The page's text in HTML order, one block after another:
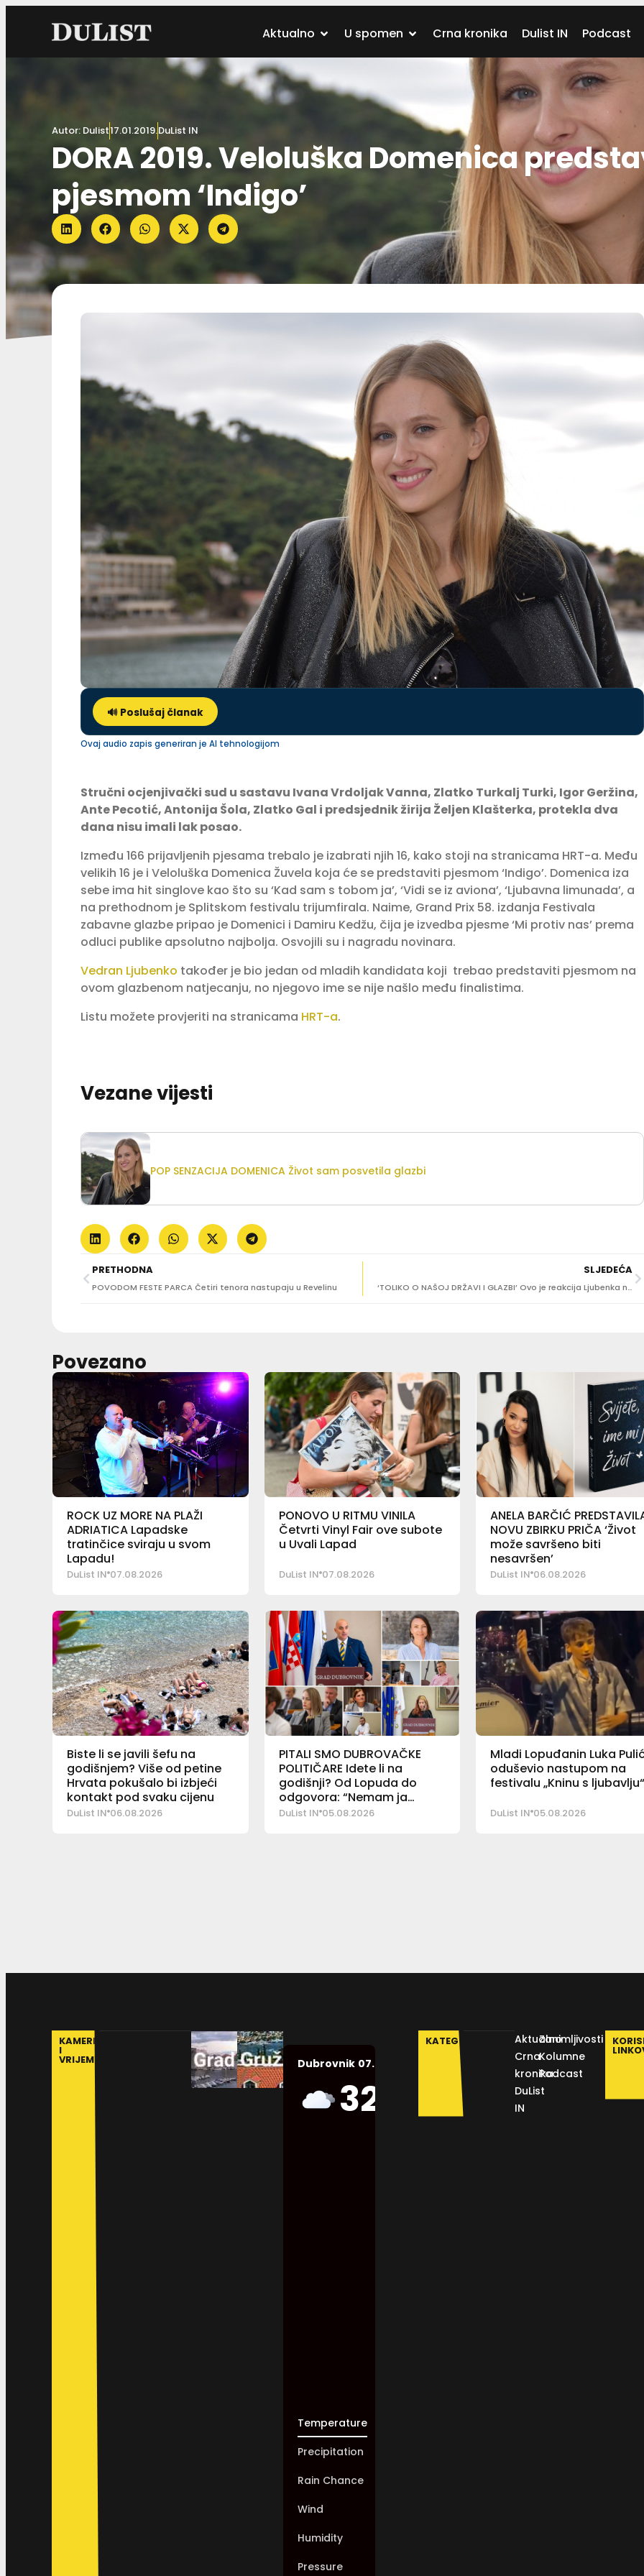
Aktualno U spomen Crna kronika Dulist IN Podcast
Autor: Dulist17.01.2019.DuList IN
DORA 2019. Veloluška Domenica
pjesmom ‘Indigo’
🔊 Poslušaj članak
Ovaj audio zapis generiran je AI tehnologijom
Stručni ocjenjivački sud u sastavu Ivana Vrdoljak Vanna, Zlatko Turkalj Turki, Igor Geržina,
Ante Pecotić, Antonija Šola, Zlatko Gal i predsjednik žirija Željen Klašterka, protekla dva
dana nisu imali lak posao.
Između 166 prijavljenih pjesama trebalo je izabrati njih 16, kako stoji na stranicama HRT-a. Među
velikih 16 je i Veloluška Domenica Žuvela koja će se predstaviti pjesmom ‘Indigo’. Domenica iza
sebe ima hit singlove kao što su ‘Kad sam s tobom ja’, ‘Vidi se iz aviona’, ‘Ljubavna limunada’, a
na prethodnom je Splitskom festivalu trijumfirala. Naime, Grand Prix 58. izdanja Festivala
zabavne glazbe pripao je Domenici i Damiru Kedžu, čija je izvedba pjesme ‘Mi protiv nas’ prema
odluci publike apsolutno najbolja. Osvojili su i nagradu novinara.
Vedran Ljubenko također je bio jedan od mladih kandidata koji trebao predstaviti pjesmom na
ovom glazbenom natjecanju, no njegovo ime se nije našlo među finalistima.
Listu možete provjeriti na stranicama HRT-a.
Vezane vijesti
POP SENZACIJA DOMENICA Život sam posvetila glazbi
PRETHODNA
POVODOM FESTE PARCA Četiri tenora nastupaju u Revelinu
SLJEDEĆA
‘TOLIKO O NAŠOJ DRŽAVI I GLAZBI’ Ovo je reakcija Ljubenka nakon neprolaska na Doru
Povezano
ROCK UZ MORE NA PLAŽI
ADRIATICA Lapadske
tratinčice sviraju u svom
Lapadu!
DuList IN 07.08.2026
PONOVO U RITMU VINILA
Četvrti Vinyl Fair ove subote
u Uvali Lapad
DuList IN 07.08.2026
ANELA BARČIĆ
NOVU ZBIRKU PRIČA ‘Život
može savršeno biti
nesavršen’
DuList IN 06.08.2026
Biste li se javili šefu na
godišnjem? Više od petine
Hrvata pokušalo bi izbjeći
kontakt pod svaku cijenu
DuList IN 06.08.2026
PITALI SMO DUBROVAČKE
POLITIČARE Idete li na
godišnji? Od Lopuda do
odgovora: “Nemam ja
godišnjeg”
DuList IN 05.08.2026
Mladi Lopuđanin Luka
oduševio nastupom na
festivalu „Kninu s
DuList IN 05.08.2026
KAMERE
I
VRIJEME Dubrovnik 07.08.2026.
32
Humidity:
Temperature
Precipitation
Rain Chance
Wind
Humidity
Pressure
KATEGORIJE
Aktualno
Crna
kronika
DuList
IN
Zanimljivosti
Kolumne
Podcast